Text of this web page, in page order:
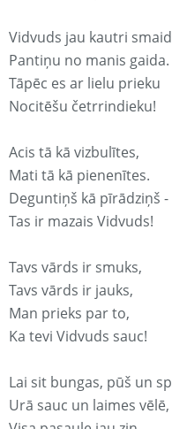
Vidvuds jau kautri
Pantiņu no manis gaida.
Tāpēc es ar lielu prieku
Nocitēšu četrrindieku!
Acis tā kā vizbulītes,
Mati tā kā pienenītes.
Deguntiņš kā pīrādziņš -
Tas ir mazais Vidvuds!
Tavs vārds ir smuks,
Tavs vārds ir jauks,
Man prieks par to,
Ka tevi Vidvuds sauc!
Lai sit bungas, pūš un
Urā sauc un laimes vēlē,